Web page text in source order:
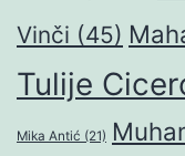
Vinči (45)
Tulije
Mika Antić (21)